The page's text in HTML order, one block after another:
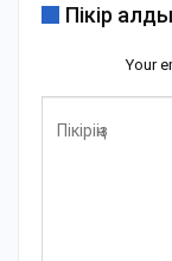
Пікір
Your